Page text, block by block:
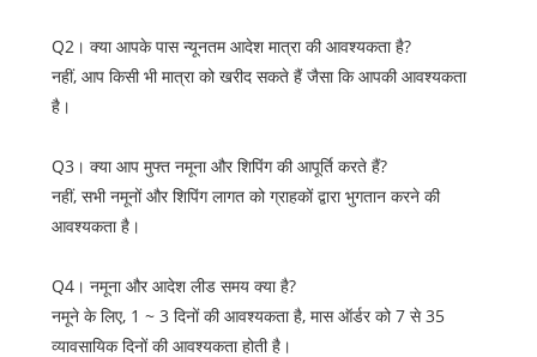
Q2। क्या आपके पास न्यूनतम आदेश मात्रा की आवश्यकता है?
नहीं, आप किसी भी मात्रा को खरीद सकते हैं जैसा कि आपकी आवश्यकता
है।
Q3। क्या आप मुफ्त नमूना और शिपिंग की आपूर्ति करते हैं?
नहीं, सभी नमूनों और शिपिंग लागत को ग्राहकों द्वारा भुगतान करने की
आवश्यकता है।
Q4। नमूना और आदेश लीड समय क्या है?
नमूने के लिए, 1 ~ 3 दिनों की आवश्यकता है, मास ऑर्डर को 7 से 35
व्यावसायिक दिनों की आवश्यकता होती है।